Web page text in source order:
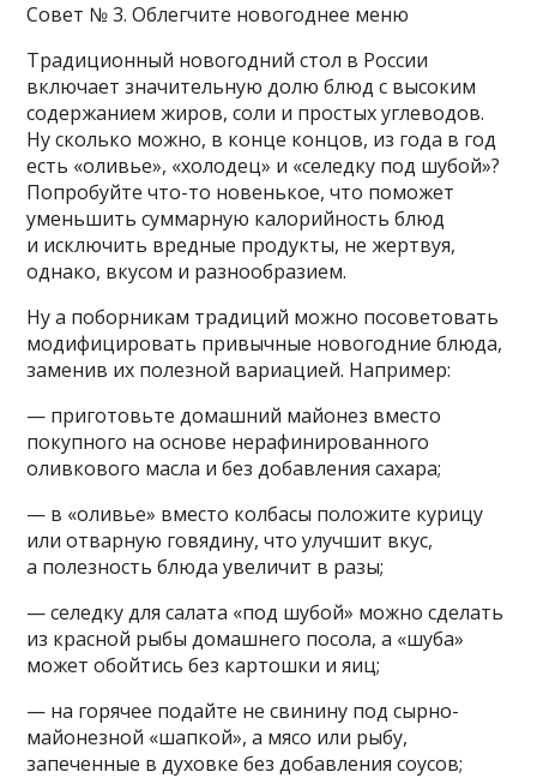
Совет № 3. Облегчите новогоднее меню
Традиционный новогодний стол в России
включает значительную долю блюд с высоким
содержанием жиров, соли и простых углеводов.
Ну сколько можно, в конце концов, из года в год
есть «оливье», «холодец» и «селедку под шубой»?
Попробуйте что-то новенькое, что поможет
уменьшить суммарную калорийность блюд
и исключить вредные продукты, не жертвуя,
однако, вкусом и разнообразием.
Ну а поборникам традиций можно посоветовать
модифицировать привычные новогодние блюда,
заменив их полезной вариацией. Например:
— приготовьте домашний майонез вместо
покупного на основе нерафинированного
оливкового масла и без добавления сахара;
— в «оливье» вместо колбасы положите курицу
или отварную говядину, что улучшит вкус,
а полезность блюда увеличит в разы;
— селедку для салата «под шубой» можно сделать
из красной рыбы домашнего посола, а «шуба»
может обойтись без картошки и яиц;
— на горячее подайте не свинину под сырно-
майонезной «шапкой», а мясо или рыбу,
запеченные в духовке без добавления соусов;